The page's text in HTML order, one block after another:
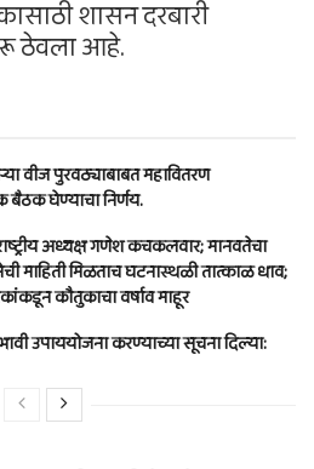
शासन दरबारी
ठेवला आहे.
वीज पुरवठ्याबाबत महावितरण
बैठक घेण्याचा निर्णय.
अध्यक्ष गणेश कचकलवार; मानवतेचा
माहिती मिळताच घटनास्थळी तात्काळ धाव;
कौतुकाचा वर्षाव माहूर
उपाययोजना करण्याच्या सूचना दिल्या: